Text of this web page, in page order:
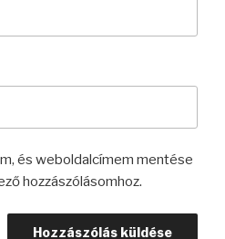
és weboldalcímem mentése
hozzászólásomhoz.